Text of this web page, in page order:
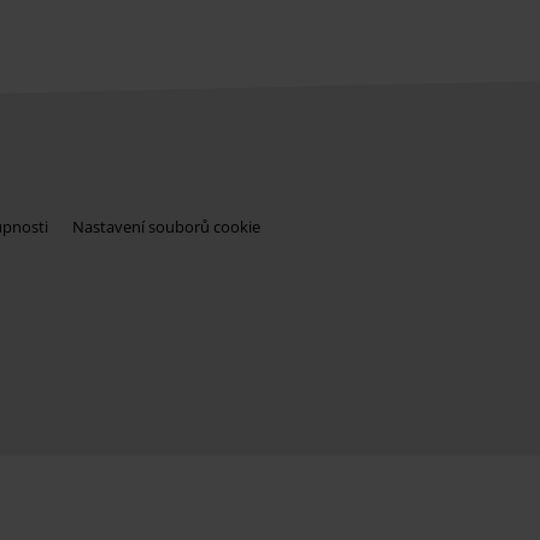
Nastavení souborů cookie